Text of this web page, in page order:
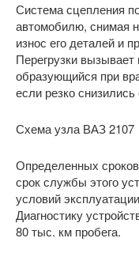
Система сцепления
автомобилю, снимая
износ его деталей и
Перегрузки
образующийся при
если резко
Схема узла ВАЗ 2107
Определенных
срок службы этого
условий
Диагностику
80 тыс. км пробега.